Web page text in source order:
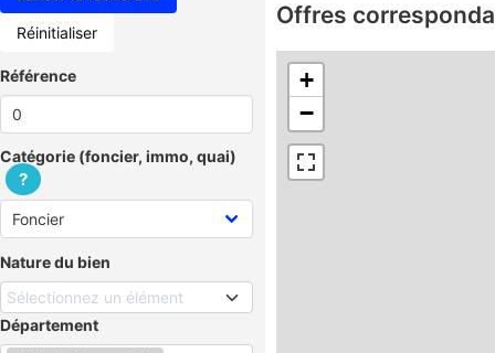
Réinitialiser
Référence
Catégorie (foncier, immo, quai)
?
Nature du bien
Sélectionnez un élément
Département
Offres
+
−